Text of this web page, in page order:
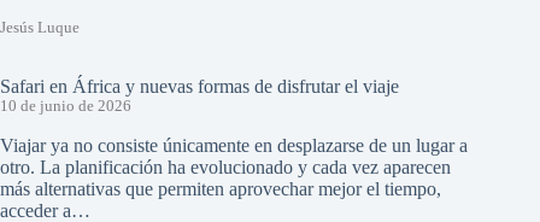
Jesús Luque
Safari en África y nuevas formas de disfrutar el viaje
10 de junio de 2026
Viajar ya no consiste únicamente en desplazarse de un lugar a
otro. La planificación ha evolucionado y cada vez aparecen
más alternativas que permiten aprovechar mejor el tiempo,
acceder a…